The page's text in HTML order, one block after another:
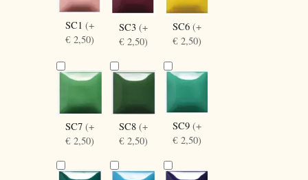
SC1(+
€ 2,50)
SC3(+
€ 2,50)
SC6(+
€ 2,50)
SC7(+
€ 2,50)
SC8(+
€ 2,50)
SC9(+
€ 2,50)